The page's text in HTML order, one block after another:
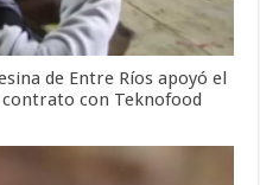
de Entre Ríos apoyó el
con Teknofood